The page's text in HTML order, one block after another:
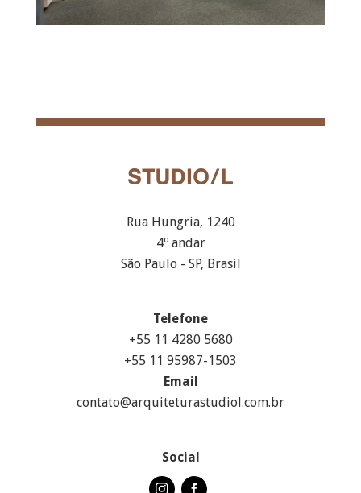
Rua Hungria, 1240
4º andar
São Paulo - SP, Brasil
Telefone
+55 11 4280 5680
+55 11 95987-1503
Email
contato@arquiteturastudiol.com.br
Social